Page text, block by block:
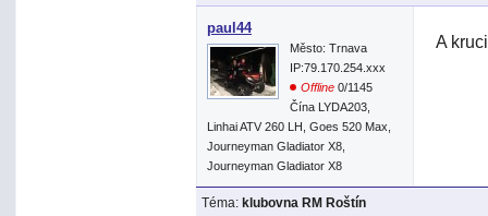
paul44
Město: Trnava
IP:79.170.254.xxx
Offline 0/1145
Čína LYDA203,
Linhai ATV 260 LH, Goes 520 Max,
Journeyman Gladiator X8,
Journeyman Gladiator X8
A
Téma: klubovna RM Roštín